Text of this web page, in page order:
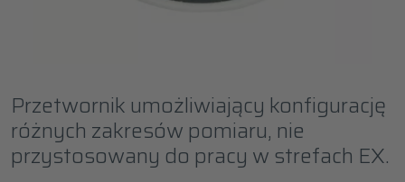
Przetwornik umożliwiający konfigurację
różnych zakresów pomiaru, nie
przystosowany do pracy w strefach EX.